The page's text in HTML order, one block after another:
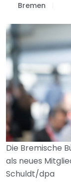
Bremen
Die Bremische
als neues
Schuldt/dpa